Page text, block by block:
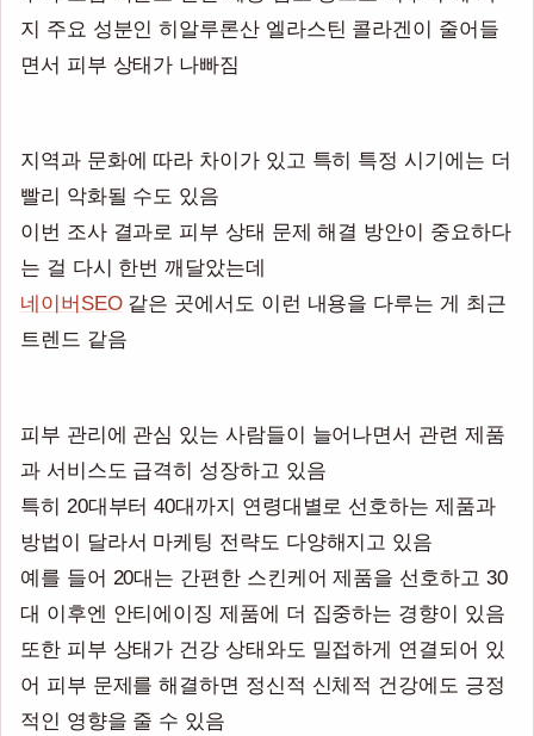
지 주요 성분인 히알루론산 엘라스틴 콜라겐이 줄어들
면서 피부 상태가 나빠짐
지역과 문화에 따라 차이가 있고 특히 특정 시기에는 더
빨리 악화될 수도 있음
이번 조사 결과로 피부 상태 문제 해결 방안이 중요하다
는 걸 다시 한번 깨달았는데
네이버SEO같은 곳에서도 이런 내용을 다루는 게 최근
트렌드 같음
피부 관리에 관심 있는 사람들이 늘어나면서 관련 제품
과 서비스도 급격히 성장하고 있음
특히 20대부터 40대까지 연령대별로 선호하는 제품과
방법이 달라서 마케팅 전략도 다양해지고 있음
예를 들어 20대는 간편한 스킨케어 제품을 선호하고 30
대 이후엔 안티에이징 제품에 더 집중하는 경향이 있음
또한 피부 상태가 건강 상태와도 밀접하게 연결되어 있
어 피부 문제를 해결하면 정신적 신체적 건강에도 긍정
적인 영향을 줄 수 있음